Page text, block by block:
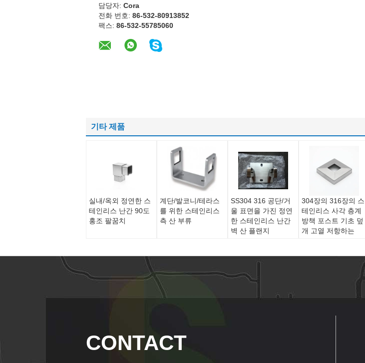
담당자: Cora
전화 번호: 86-532-80913852
팩스: 86-532-55785060
기타 제품
실내/옥외 정연한 스
테인리스 난간 90도
홍조 팔꿈치
계단/발코니/테라스
를 위한 스테인리스
측 산 부류
SS304 316 공단/거
울 표면을 가진 정연
한 스테인리스 난간
벽 산 플랜지
304장의 316장의 스
테인리스 사각 층계
방책 포스트 기초 덮
개 고열 저항하는
CONTACT